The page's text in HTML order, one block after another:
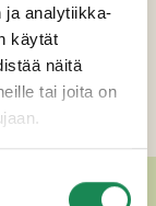
ja analytiikka-
käytät
näitä
tai joita on